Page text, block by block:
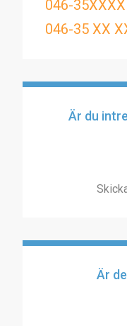
046-35XXXX
046-35 XX
Är du
Är